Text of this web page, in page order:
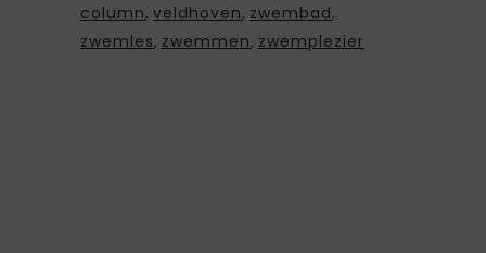
column, veldhoven, zwembad,
zwemles, zwemmen, zwemplezier